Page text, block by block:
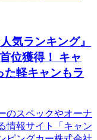
気ランキング』
位獲得！ キャ
た軽キャンもラ
のスペックやオーナ
情報サイト「キャン